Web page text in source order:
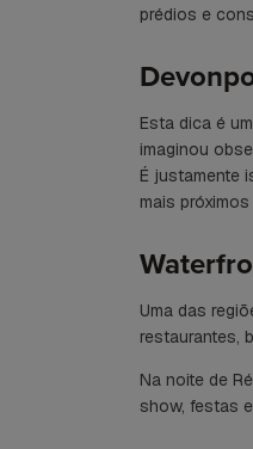
prédios e
Esta dica é
imaginou
É justamente
mais
Uma das
restaurantes,
Na noite de
show, festas